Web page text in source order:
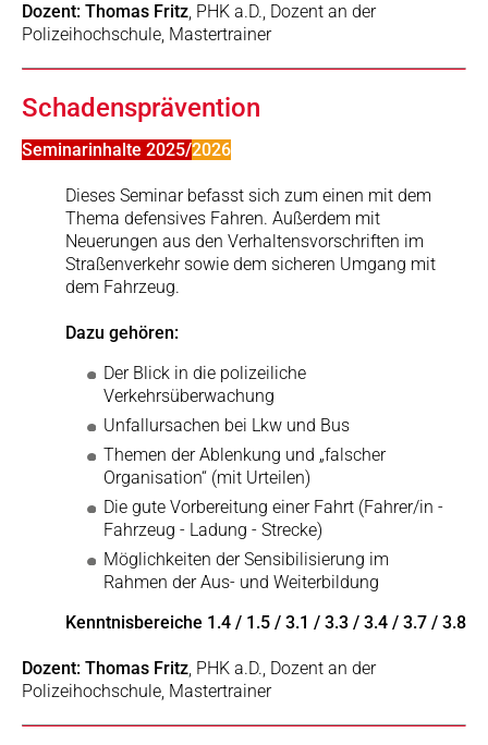
Dozent: Thomas Fritz, PHK a.D., Dozent an der
Polizeihochschule, Mastertrainer
Schadensprävention
Seminarinhalte 2025/2026
Dieses Seminar befasst sich zum einen mit dem
Thema defensives Fahren. Außerdem mit
Neuerungen aus den Verhaltensvorschriften im
Straßenverkehr sowie dem sicheren Umgang mit
dem Fahrzeug.
Dazu gehören:
Der Blick in die polizeiliche
Verkehrsüberwachung
Unfallursachen bei Lkw und Bus
Themen der Ablenkung und „falscher
Organisation“ (mit Urteilen)
Die gute Vorbereitung einer Fahrt (Fahrer/in -
Fahrzeug - Ladung - Strecke)
Möglichkeiten der Sensibilisierung im
Rahmen der Aus- und Weiterbildung
Kenntnisbereiche 1.4 / 1.5 / 3.1 / 3.3 / 3.4 / 3.7 / 3.8
Dozent: Thomas Fritz, PHK a.D., Dozent an der
Polizeihochschule, Mastertrainer